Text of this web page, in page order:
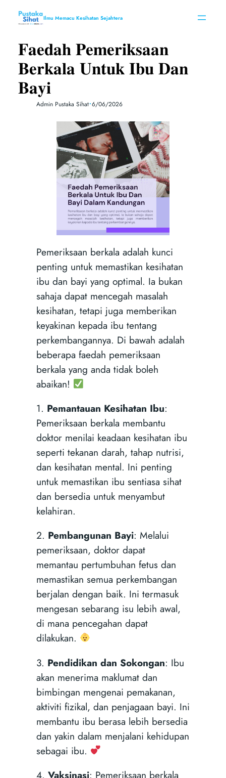
Ilmu Memacu Kesihatan Sejahtera
𝐅𝐚𝐞𝐝𝐚𝐡 𝐏𝐞𝐦𝐞𝐫𝐢𝐤𝐬𝐚𝐚𝐧
𝐁𝐞𝐫𝐤𝐚𝐥𝐚 𝐔𝐧𝐭𝐮𝐤 𝐈𝐛𝐮 𝐃𝐚𝐧
𝐁𝐚𝐲𝐢
Admin Pustaka Sihat•6/06/2026
Pemeriksaan berkala adalah kunci
penting untuk memastikan kesihatan
ibu dan bayi yang optimal. Ia bukan
sahaja dapat mencegah masalah
kesihatan, tetapi juga memberikan
keyakinan kepada ibu tentang
perkembangannya. Di bawah adalah
beberapa faedah pemeriksaan
berkala yang anda tidak boleh
abaikan!
1. Pemantauan Kesihatan Ibu:
Pemeriksaan berkala membantu
doktor menilai keadaan kesihatan ibu
seperti tekanan darah, tahap nutrisi,
dan kesihatan mental. Ini penting
untuk memastikan ibu sentiasa sihat
dan bersedia untuk menyambut
kelahiran.
2. Pembangunan Bayi: Melalui
pemeriksaan, doktor dapat
memantau pertumbuhan fetus dan
memastikan semua perkembangan
berjalan dengan baik. Ini termasuk
mengesan sebarang isu lebih awal,
di mana pencegahan dapat
dilakukan.
3. Pendidikan dan Sokongan: Ibu
akan menerima maklumat dan
bimbingan mengenai pemakanan,
aktiviti fizikal, dan penjagaan bayi. Ini
membantu ibu berasa lebih bersedia
dan yakin dalam menjalani kehidupan
sebagai ibu.
4. Vaksinasi: Pemeriksaan berkala